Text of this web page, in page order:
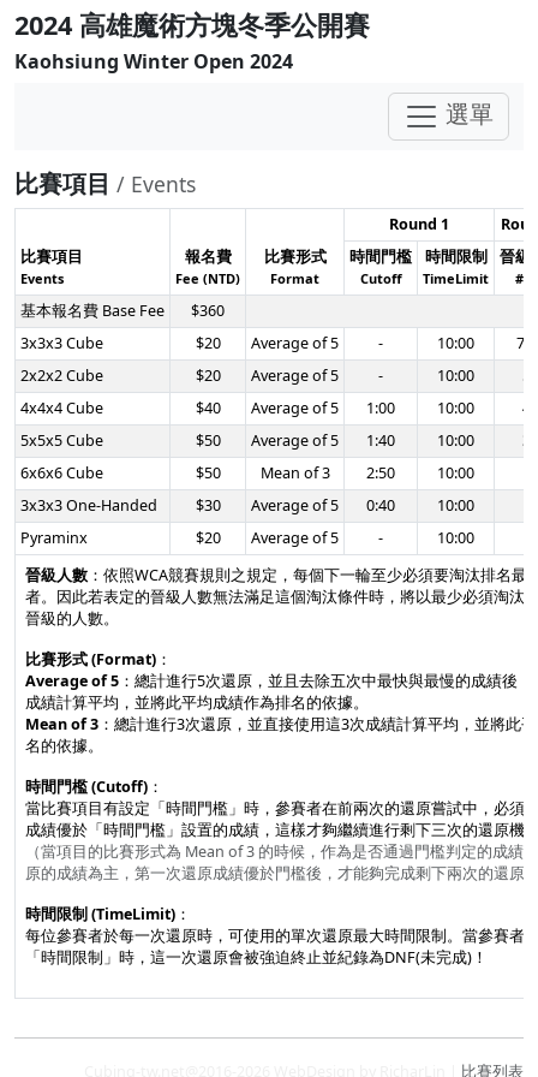
2024 高雄魔術方塊冬季公開賽
Kaohsiung Winter Open 2024
選單
比賽項目 / Events
比賽項目
Events
報名費
Fee (NTD)
比賽形式
Format
Round 1
時間門檻
Cutoff
時間限制
TimeLimit
晉級
基本報名費 Base Fee
$360
3x3x3 Cube
$20 Average of 5 - 10:00
2x2x2 Cube
$20 Average of 5 - 10:00
50
4x4x4 Cube
$40 Average of 5 1:00 10:00
42
5x5x5 Cube
$50 Average of 5 1:40 10:00
36
6x6x6 Cube
$50 Mean of 3 2:50 10:00
3x3x3 One-Handed
$30 Average of 5 0:40 10:00
Pyraminx
$20 Average of 5 - 10:00
晉級人數 ：依照WCA競賽規則之規定，每個下一輪至少必須要淘汰排名最
者。因此若表定的晉級人數無法滿足這個淘汰條件時，將以最少必須淘汰
晉級的人數。
比賽形式 (Format) ：
Average of 5 ：總計進行5次還原，並且去除五次中最快與最慢的成績後
成績計算平均，並將此平均成績作為排名的依據。
Mean of 3 ：總計進行3次還原，並直接使用這3次成績計算平均，並將此
名的依據。
時間門檻 (Cutoff) ：
當比賽項目有設定「時間門檻」時，參賽者在前兩次的還原嘗試中，必須
成績優於「時間門檻」設置的成績，這樣才夠繼續進行剩下三次的還原機
（當項目的比賽形式為 Mean of 3 的時候，作為是否通過門檻判定的成績
原的成績為主，第一次還原成績優於門檻後，才能夠完成剩下兩次的還原
時間限制 (TimeLimit) ：
每位參賽者於每一次還原時，可使用的單次還原最大時間限制。當參賽者
「時間限制」時，這一次還原會被強迫終止並紀錄為DNF(未完成)！
比賽列表